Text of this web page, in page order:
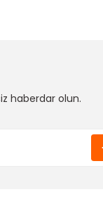
haberdar olun.